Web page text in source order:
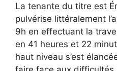
La tenante du titre est
pulvérise littéralement
9h en effectuant la
en 41 heures et 22
haut niveau s’est